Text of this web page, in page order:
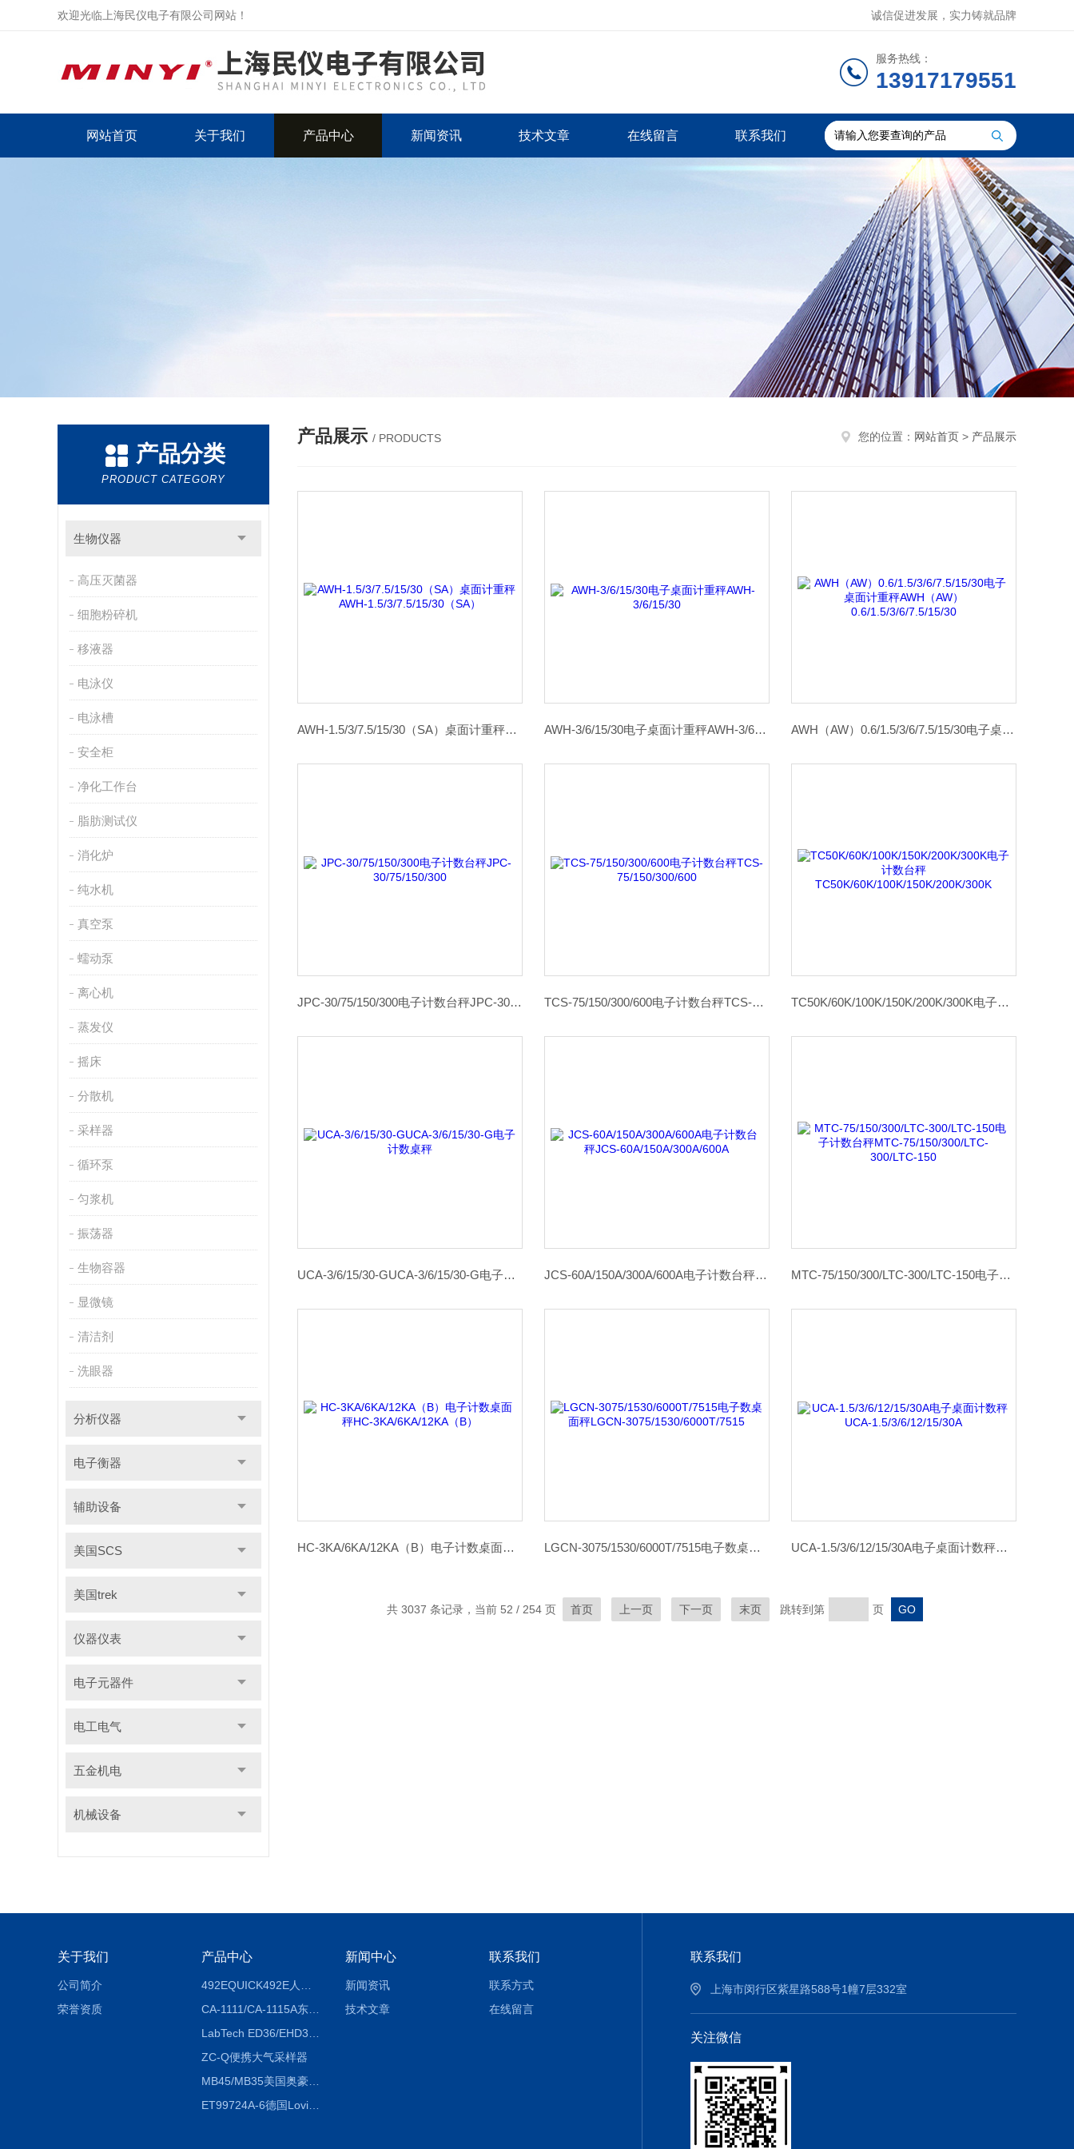
欢迎光临上海民仪电子有限公司网站！ 诚信促进发展，实力铸就品牌
服务热线：
13917179551
网站首页 关于我们 产品中心 新闻资讯 技术文章 在线留言 联系我们
产品分类
PRODUCT CATEGORY
生物仪器
高压灭菌器
细胞粉碎机
移液器
电泳仪
电泳槽
安全柜
净化工作台
脂肪测试仪
消化炉
纯水机
真空泵
蠕动泵
离心机
蒸发仪
摇床
分散机
采样器
循环泵
匀浆机
振荡器
生物容器
显微镜
清洁剂
洗眼器
分析仪器
电子衡器
辅助设备
美国SCS
美国trek
仪器仪表
电子元器件
电工电气
五金机电
机械设备
产品展示 / PRODUCTS 您的位置： 网站首页 > 产品展示
AWH-1.5/3/7.5/15/30（SA）桌面计重秤AWH-1.5/3/7.5/15/30（SA） AWH-3/6/15/30电子桌面计重秤AWH-3/6/15/30 AWH（AW）0.6/1.5/3/6/7.5/15/30电子桌面计重秤AWH（AW）0.6/1.5/3/6/7.5/15/30
JPC-30/75/150/300电子计数台秤JPC-30/75/150/300 TCS-75/150/300/600电子计数台秤TCS-75/150/300/600 TC50K/60K/100K/150K/200K/300K电子计数台秤TC50K/60K/100K/150K/200K/300K
UCA-3/6/15/30-GUCA-3/6/15/30-G电子计数桌秤 JCS-60A/150A/300A/600A电子计数台秤JCS-60A/150A/300A/600A MTC-75/150/300/LTC-300/LTC-150电子计数台秤MTC-75/150/300/LTC-300/LTC-150
HC-3KA/6KA/12KA（B）电子计数桌面秤HC-3KA/6KA/12KA（B） LGCN-3075/1530/6000T/7515电子数桌面秤LGCN-3075/1530/6000T/7515 UCA-1.5/3/6/12/15/30A电子桌面计数秤UCA-1.5/3/6/12/15/30A
共 3037 条记录，当前 52 / 254 页 首页 上一页 下一页 末页 跳转到第 页
关于我们
公司简介
荣誉资质
产品中心
CA-1111/CA-1115A东京理化EYELA CA-1111/CA-1115A冷却水循环装置
ZC-Q便携大气采样器
MB45/MB35美国奥豪斯OHAUS MB45/MB35卤素红外水分测定仪
ET99724A-6德国Lovibond ET99724A-6微电脑BOD测定仪
新闻中心
新闻资讯
技术文章
联系我们
联系方式
在线留言
联系我们
上海市闵行区紫星路588号1幢7层332室
关注微信